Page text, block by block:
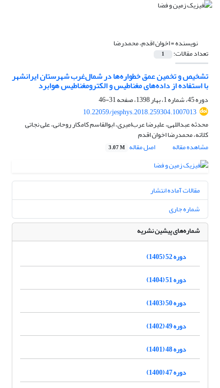
نویسنده =اخوان اقدم، محمدرضا
تعداد مقالات: 1
تشخیص و تخمین عمق خطواره‌ها در شمال‌غرب شهرستان ایرانشهر
با استفاده از داده‌های مغناطیس و الکترومغناطیس هوابرد
دوره 45، شماره 1، بهار 1398، صفحه
31-46
10.22059/jesphys.2018.259304.1007013
محدثه عبداللهی، علیرضا عرب‌امیری، ابوالقاسم کامکار روحانی، علی نجاتی
کلاته، محمدرضا اخوان اقدم
مشاهده مقاله
اصل مقاله 3.07 M
مقالات آماده انتشار
شماره جاری
شماره‌های پیشین نشریه
دوره 52 (1405)
دوره 51 (1404)
دوره 50 (1403)
دوره 49 (1402)
دوره 48 (1401)
دوره 47 (1400)